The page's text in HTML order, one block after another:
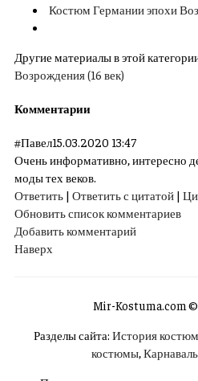
Костюм Германии эпохи
Другие материалы в этой
Возрождения (16 век)
Комментарии
#Павел15.03.2020 13:47
Очень информативно, интересно
моды тех веков.
Ответить | Ответить с цитатой |
Обновить список комментариев
Добавить комментарий
Наверх
Mir-Kostuma.com
Разделы сайта: История
костюмы,